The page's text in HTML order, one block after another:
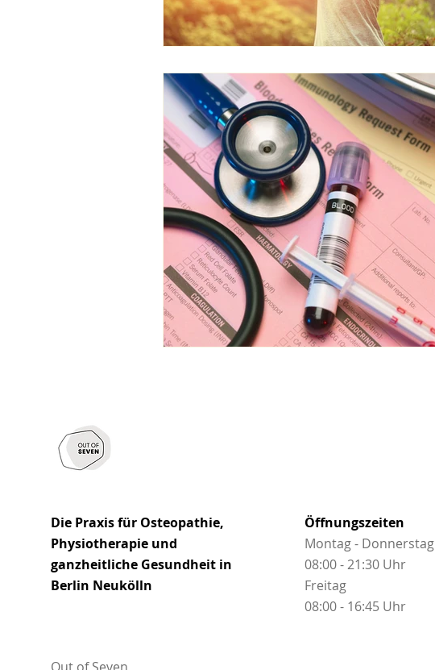
Die Praxis für Osteopathie,
Physiotherapie und
ganzheitliche Gesundheit in
Berlin Neukölln
Out of Seven
Öffnungszeiten
Montag - Donnerstag
08:00 - 21:30 Uhr
Freitag
08:00 - 16:45 Uhr